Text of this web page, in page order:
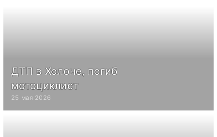
ДТП в Холоне, погиб
мотоциклист
25 мая 2026